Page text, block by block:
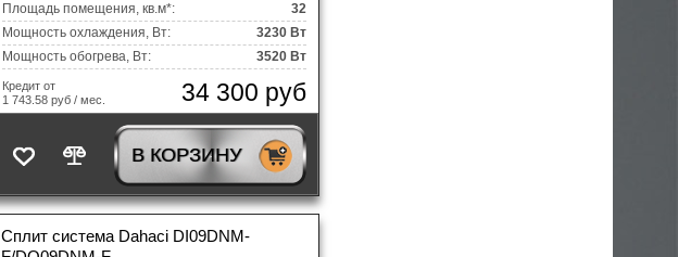
Площадь помещения, кв.м*:
32
Мощность охлаждения, Вт:
3230 Вт
Мощность обогрева, Вт:
3520 Вт
Кредит от
1 743.58 руб / мес.
34 300 руб
В КОРЗИНУ
Сплит система Dahaci DI09DNM-